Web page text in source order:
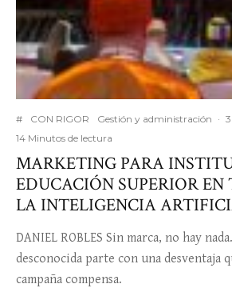
# CON RIGOR Gestión y administración ·
14 Minutos de lectura
MARKETING PARA
EDUCACIÓN SUPERIOR EN
LA INTELIGENCIA
DANIEL ROBLES Sin marca, no hay
desconocida parte con una desventaja
campaña compensa.